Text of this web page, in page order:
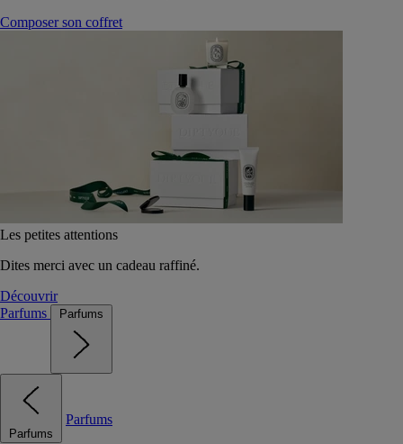
Composer son coffret
Les petites attentions
Dites merci avec un cadeau raffiné.
Découvrir
Parfums
Parfums
Parfums
Parfums